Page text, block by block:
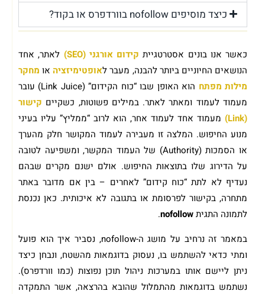
כיצד מוסיפים nofollow בוורדפרס או בקוד?
כאשר אנו בונים אסטרטגיית קידום אורגני (SEO)
לאתר, אחד
הנושאים החיוניים ביותר להבנה, מעבר לאופטימיזציה או מחקר
מילות מפתח
הוא האופן שבו “כוח הקידום” (Link Juice) עובר
מעמוד לעמוד ומאתר לאתר. במילים פשוטות, כשקיים קישור
(Link)
מעמוד אחד לעמוד אחר, הוא לרוב “ממליץ” עליו בעיני
מנוע החיפוש. המלצה זו מעבירה לעמוד המקושר חלק מהערך
או הסמכות (Authority) של העמוד המקשר, ומשפיעה לטובה
על הדירוג שלו בתוצאות החיפוש. אולם ישנם מקרים שבהם
נעדיף לא לתת “כוח קידום” לאחרים – בין אם מדובר באתר
מתחרה, בקישור לפרסומת או בתגובה לא איכותית. כאן נכנסת
לתמונה התגיתnofollow
.
במאמר זה נרחיב על מושג ה-nofollow, נסביר איך הוא פועל
ומתי כדאי להשתמש בו, נעסוק בדוגמאות מהשטח, ונבחן כיצד
ניתן ליישם אותו במערכות ניהול תוכן נפוצות (כמו וורדפרס).
נשתמש בדוגמאות מהתמלול שהובא בהרצאה, אשר התמקדה